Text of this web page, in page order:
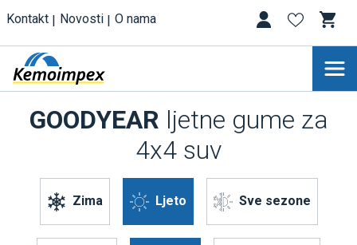
Kontakt Novosti O nama
Zima Ljeto Sve sezone
GOODYEAR ljetne gume za
4x4 suv